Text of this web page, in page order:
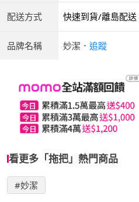
配送方式 快速到貨/離島配送
品牌名稱 妙潔 ． 追蹤
看更多「拖把」熱門商品
#妙潔